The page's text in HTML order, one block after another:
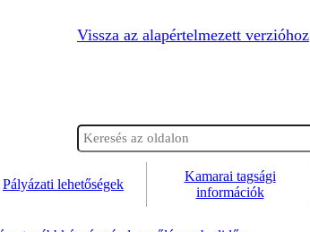
Vissza az alapértelmezett verzióhoz
Pályázati lehetőségek
Kamarai tagsági
információk